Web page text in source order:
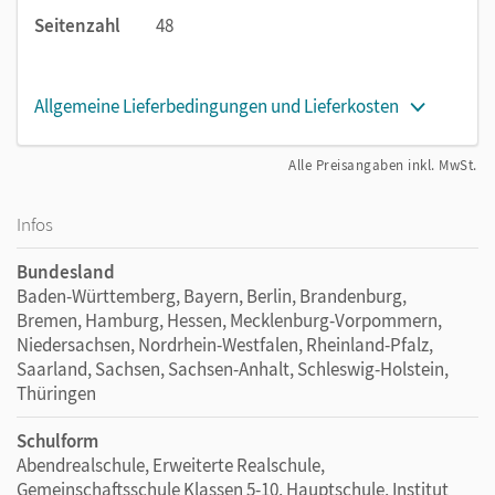
Seitenzahl
48
Allgemeine Lieferbedingungen und Lieferkosten
Alle Preisangaben inkl. MwSt.
Infos
Bundesland
Baden-Württemberg, Bayern, Berlin, Brandenburg,
Bremen, Hamburg, Hessen, Mecklenburg-Vorpommern,
Niedersachsen, Nordrhein-Westfalen, Rheinland-Pfalz,
Saarland, Sachsen, Sachsen-Anhalt, Schleswig-Holstein,
Thüringen
Schulform
Abendrealschule, Erweiterte Realschule,
Gemeinschaftsschule Klassen 5-10, Hauptschule, Institut